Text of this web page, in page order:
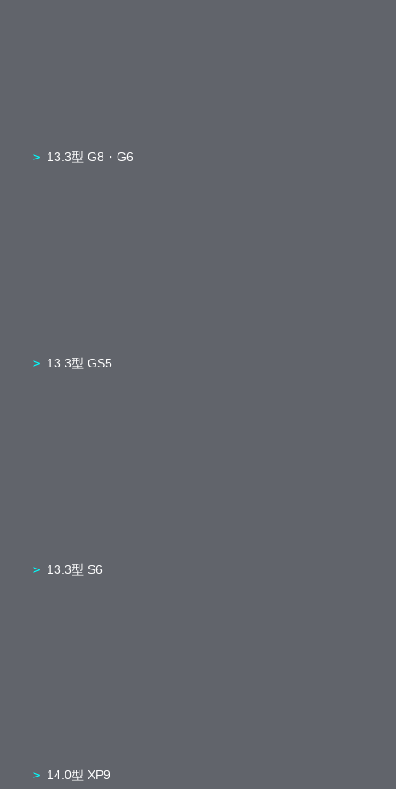
13.3型 G8・G6
13.3型 GS5
13.3型 S6
14.0型 XP9